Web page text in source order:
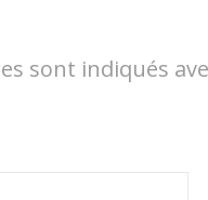
sont indiqués